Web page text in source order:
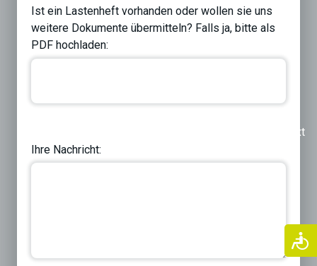
Ist ein Lastenheft vorhanden oder wollen sie uns
weitere Dokumente übermitteln? Falls ja, bitte als
PDF hochladen:
Next
Ihre Nachricht: